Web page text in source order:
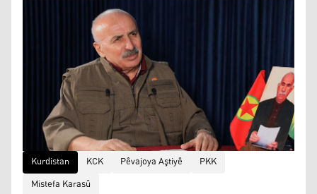
Kurdistan KCK Pêvajoya Aştiyê
PKK
Mistefa Karasû